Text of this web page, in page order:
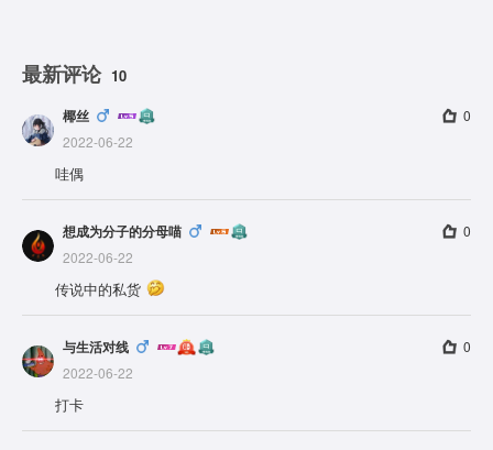
最新评论 10
椰丝
2022-06-22
0
哇偶
想成为分子的分母喵
2022-06-22
0
传说中的私货
与生活对线
2022-06-22
0
打卡